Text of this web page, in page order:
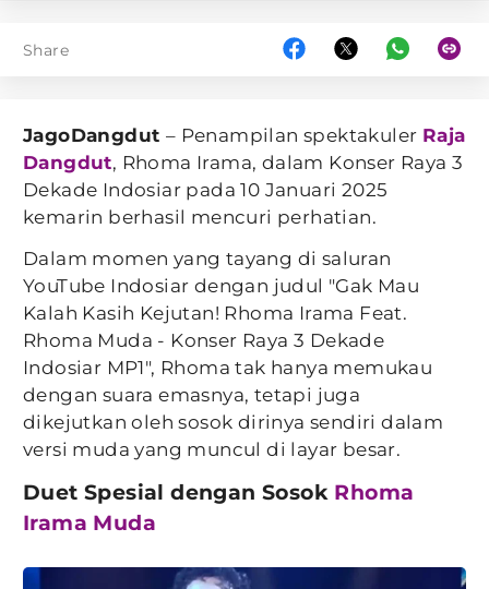
Share
JagoDangdut – Penampilan spektakuler Raja
Dangdut, Rhoma Irama, dalam Konser Raya 3
Dekade Indosiar pada 10 Januari 2025
kemarin berhasil mencuri perhatian.
Dalam momen yang tayang di saluran
YouTube Indosiar dengan judul "Gak Mau
Kalah Kasih Kejutan! Rhoma Irama Feat.
Rhoma Muda - Konser Raya 3 Dekade
Indosiar MP1", Rhoma tak hanya memukau
dengan suara emasnya, tetapi juga
dikejutkan oleh sosok dirinya sendiri dalam
versi muda yang muncul di layar besar.
Duet Spesial dengan Sosok Rhoma
Irama Muda